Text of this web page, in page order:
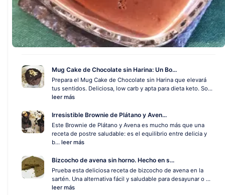
Mug Cake de Chocolate sin Harina: Un Bo...
Prepara el Mug Cake de Chocolate sin Harina que elevará
tus sentidos. Deliciosa, low carb y apta para dieta keto. So...
leer más
Irresistible Brownie de Plátano y Aven...
Este Brownie de Plátano y Avena es mucho más que una
receta de postre saludable: es el equilibrio entre delicia y
b... leer más
Bizcocho de avena sin horno. Hecho en s...
Prueba esta deliciosa receta de bizcocho de avena en la
sartén. Una alternativa fácil y saludable para desayunar o ...
leer más